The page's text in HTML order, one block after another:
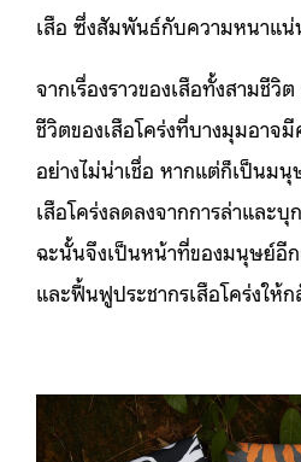
เสือ ซึ่งสัมพันธ์กับความหนาแน่
จากเรื่องราวของเสือทั้งสามชีวิต
ชีวิตของเสือโคร่งที่บางมุมอาจ
อย่างไม่น่าเชื่อ หากแต่ก็เป็นม
เสือโคร่งลดลงจากการล่าและ
ฉะนั้นจึงเป็นหน้าที่ของมนุษย์อี
และฟื้นฟูประชากรเสือโคร่งให้